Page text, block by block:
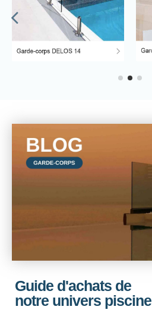
Guide d'achats de
notre univers piscine